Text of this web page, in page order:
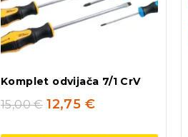
Komplet odvijača 7/1 CrV
15,00€ 12,75 €